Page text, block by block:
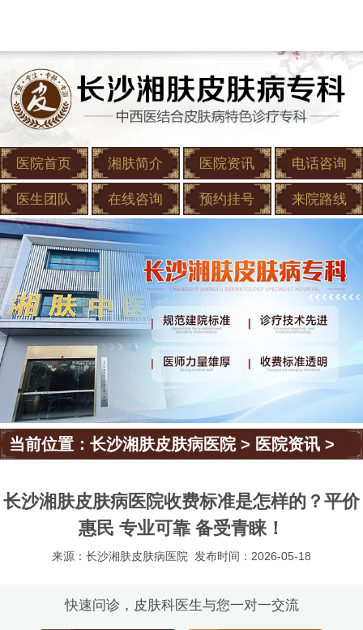
医院首页 湘肤简介 医院资讯 电话咨询
医生团队 在线咨询 预约挂号 来院路线
当前位置：长沙湘肤皮肤病医院> 医院资讯 >
长沙湘肤皮肤病医院收费标准是怎样的？平价
惠民 专业可靠 备受青睐！
来源：长沙湘肤皮肤病医院 发布时间：2026-05-18
快速问诊，皮肤科医生与您一对一交流